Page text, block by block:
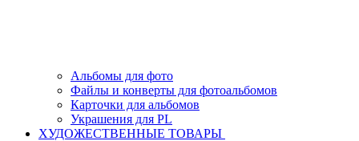
Альбомы для фото
Файлы и конверты для фотоальбомов
Карточки для альбомов
Украшения для PL
ХУДОЖЕСТВЕННЫЕ ТОВАРЫ